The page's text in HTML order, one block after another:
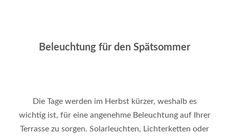
Beleuchtung für den Spätsommer
Die Tage werden im Herbst kürzer, weshalb es
wichtig ist, für eine angenehme Beleuchtung auf Ihrer
Terrasse zu sorgen. Solarleuchten, Lichterketten oder